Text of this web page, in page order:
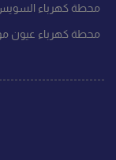
محطة كهرباء السويس
محطة كهرباء عيون